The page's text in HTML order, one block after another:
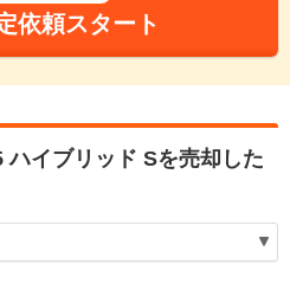
依頼スタート
ハイブリッド Sを売却した